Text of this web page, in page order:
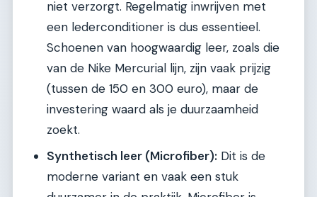
niet verzorgt. Regelmatig inwrijven met
een lederconditioner is dus essentieel.
Schoenen van hoogwaardig leer, zoals die
van de Nike Mercurial lijn, zijn vaak prijzig
(tussen de 150 en 300 euro), maar de
investering waard als je duurzaamheid
zoekt.
Synthetisch leer (Microfiber): Dit is de
moderne variant en vaak een stuk